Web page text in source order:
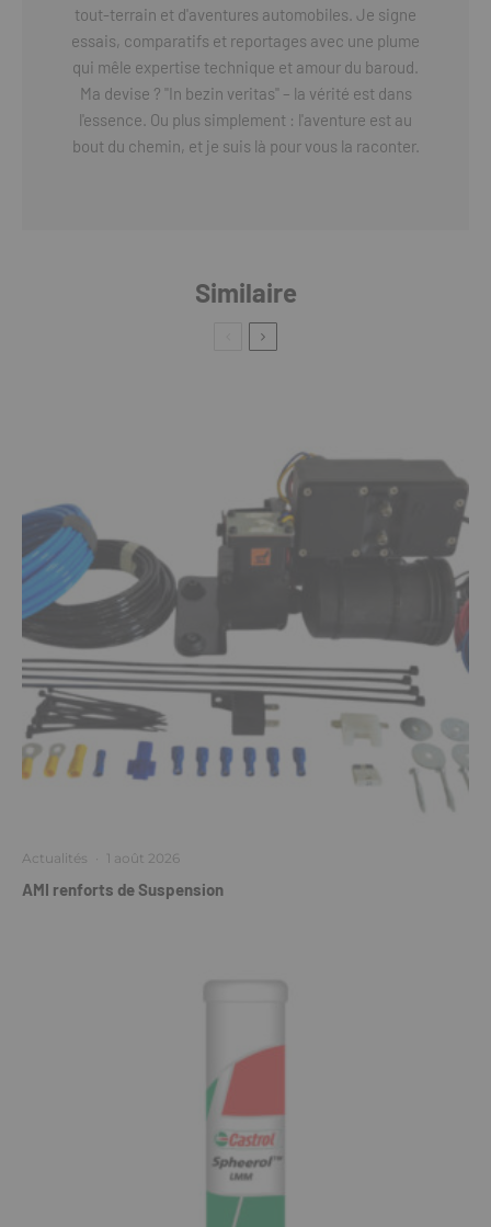
tout-terrain et d'aventures automobiles. Je signe
essais, comparatifs et reportages avec une plume
qui mêle expertise technique et amour du baroud.
Ma devise ? "In bezin veritas" – la vérité est dans
l'essence. Ou plus simplement : l'aventure est au
bout du chemin, et je suis là pour vous la raconter.
Similaire
Actualités · 1 août 2026
AMI renforts de Suspension